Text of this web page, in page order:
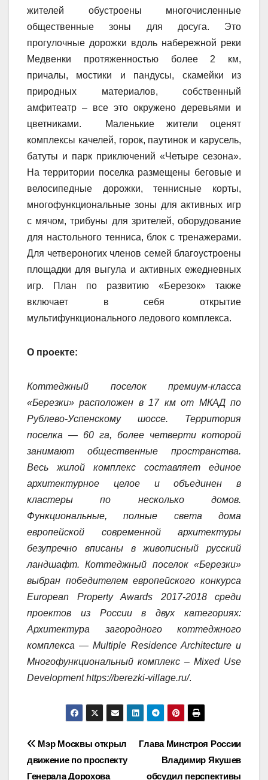
жителей обустроены многочисленные
общественные зоны для досуга. Это
прогулочные дорожки вдоль набережной реки
Медвенки протяженностью более 2 км,
причалы, мостики и пандусы, скамейки из
природных материалов, собственный
амфитеатр – все это окружено деревьями и
цветниками. Маленькие жители оценят
комплексы качелей, горок, паутинок и карусель,
батуты и парк приключений «Четыре сезона».
На территории поселка размещены беговые и
велосипедные дорожки, теннисные корты,
многофункциональные зоны для активных игр
с мячом, трибуны для зрителей, оборудование
для настольного тенниса, блок с тренажерами.
Для четвероногих членов семей благоустроены
площадки для выгула и активных ежедневных
игр. План по развитию «Березок» также
включает в себя открытие
мультифункционального ледового комплекса.
О проекте:
Коттеджный поселок премиум-класса
«Березки» расположен в 17 км от МКАД по
Рублево-Успенскому шоссе. Территория
поселка — 60 га, более четверти которой
занимают общественные пространства.
Весь жилой комплекс составляет единое
архитектурное целое и объединен в
кластеры по несколько домов.
Функциональные, полные света дома
европейской современной архитектуры
безупречно вписаны в живописный русский
ландшафт. Коттеджный поселок «Березки»
выбран победителем европейского конкурса
European Property Awards 2017-2018 среди
проектов из России в двух категориях:
Архитектура загородного коттеджного
комплекса — Multiple Residence Architecture и
Многофункциональный комплекс – Mixed Use
Developmenthttps://berezki-village.ru/.
Навигация
по
Глава Минстроя России
Владимир Якушев
обсудил перспективы
Мэр Москвы открыл
движение по проспекту
Генерала Дорохова